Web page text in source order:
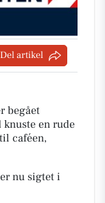
Del artikel
begået
en rude
caféen,
nu sigtet i